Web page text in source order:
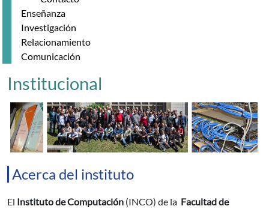
Enseñanza
Investigación
Relacionamiento
Comunicación
Institucional
Acerca del instituto
El Instituto de Computación (INCO) de la Facultad de